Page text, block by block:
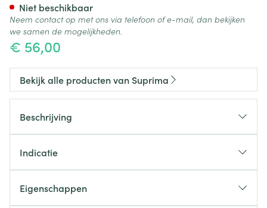
€ 56,00
Niet beschikbaar
Neem contact op met ons via telefoon of e-mail, dan bekijken
we samen de mogelijkheden.
Bekijk alle producten van Suprima
Beschrijving
Indicatie
Eigenschappen